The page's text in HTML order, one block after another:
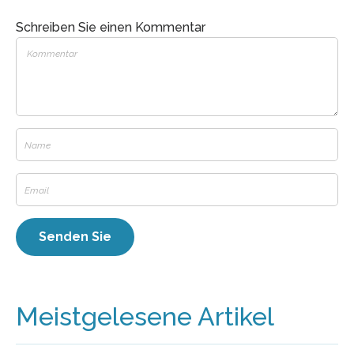
Schreiben Sie einen Kommentar
Meistgelesene Artikel